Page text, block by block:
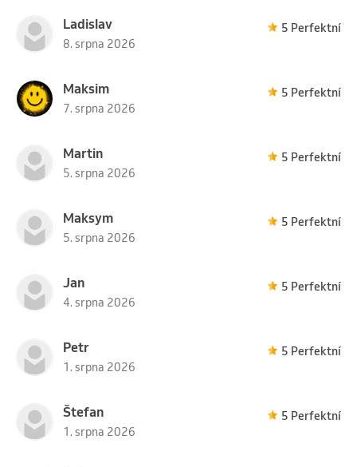
Ladislav
8. srpna 2026
5 Perfektní
Maksim
7. srpna 2026
5 Perfektní
Martin
5. srpna 2026
5 Perfektní
Maksym
5. srpna 2026
5 Perfektní
Jan
4. srpna 2026
5 Perfektní
Petr
1. srpna 2026
5 Perfektní
Štefan
1. srpna 2026
5 Perfektní